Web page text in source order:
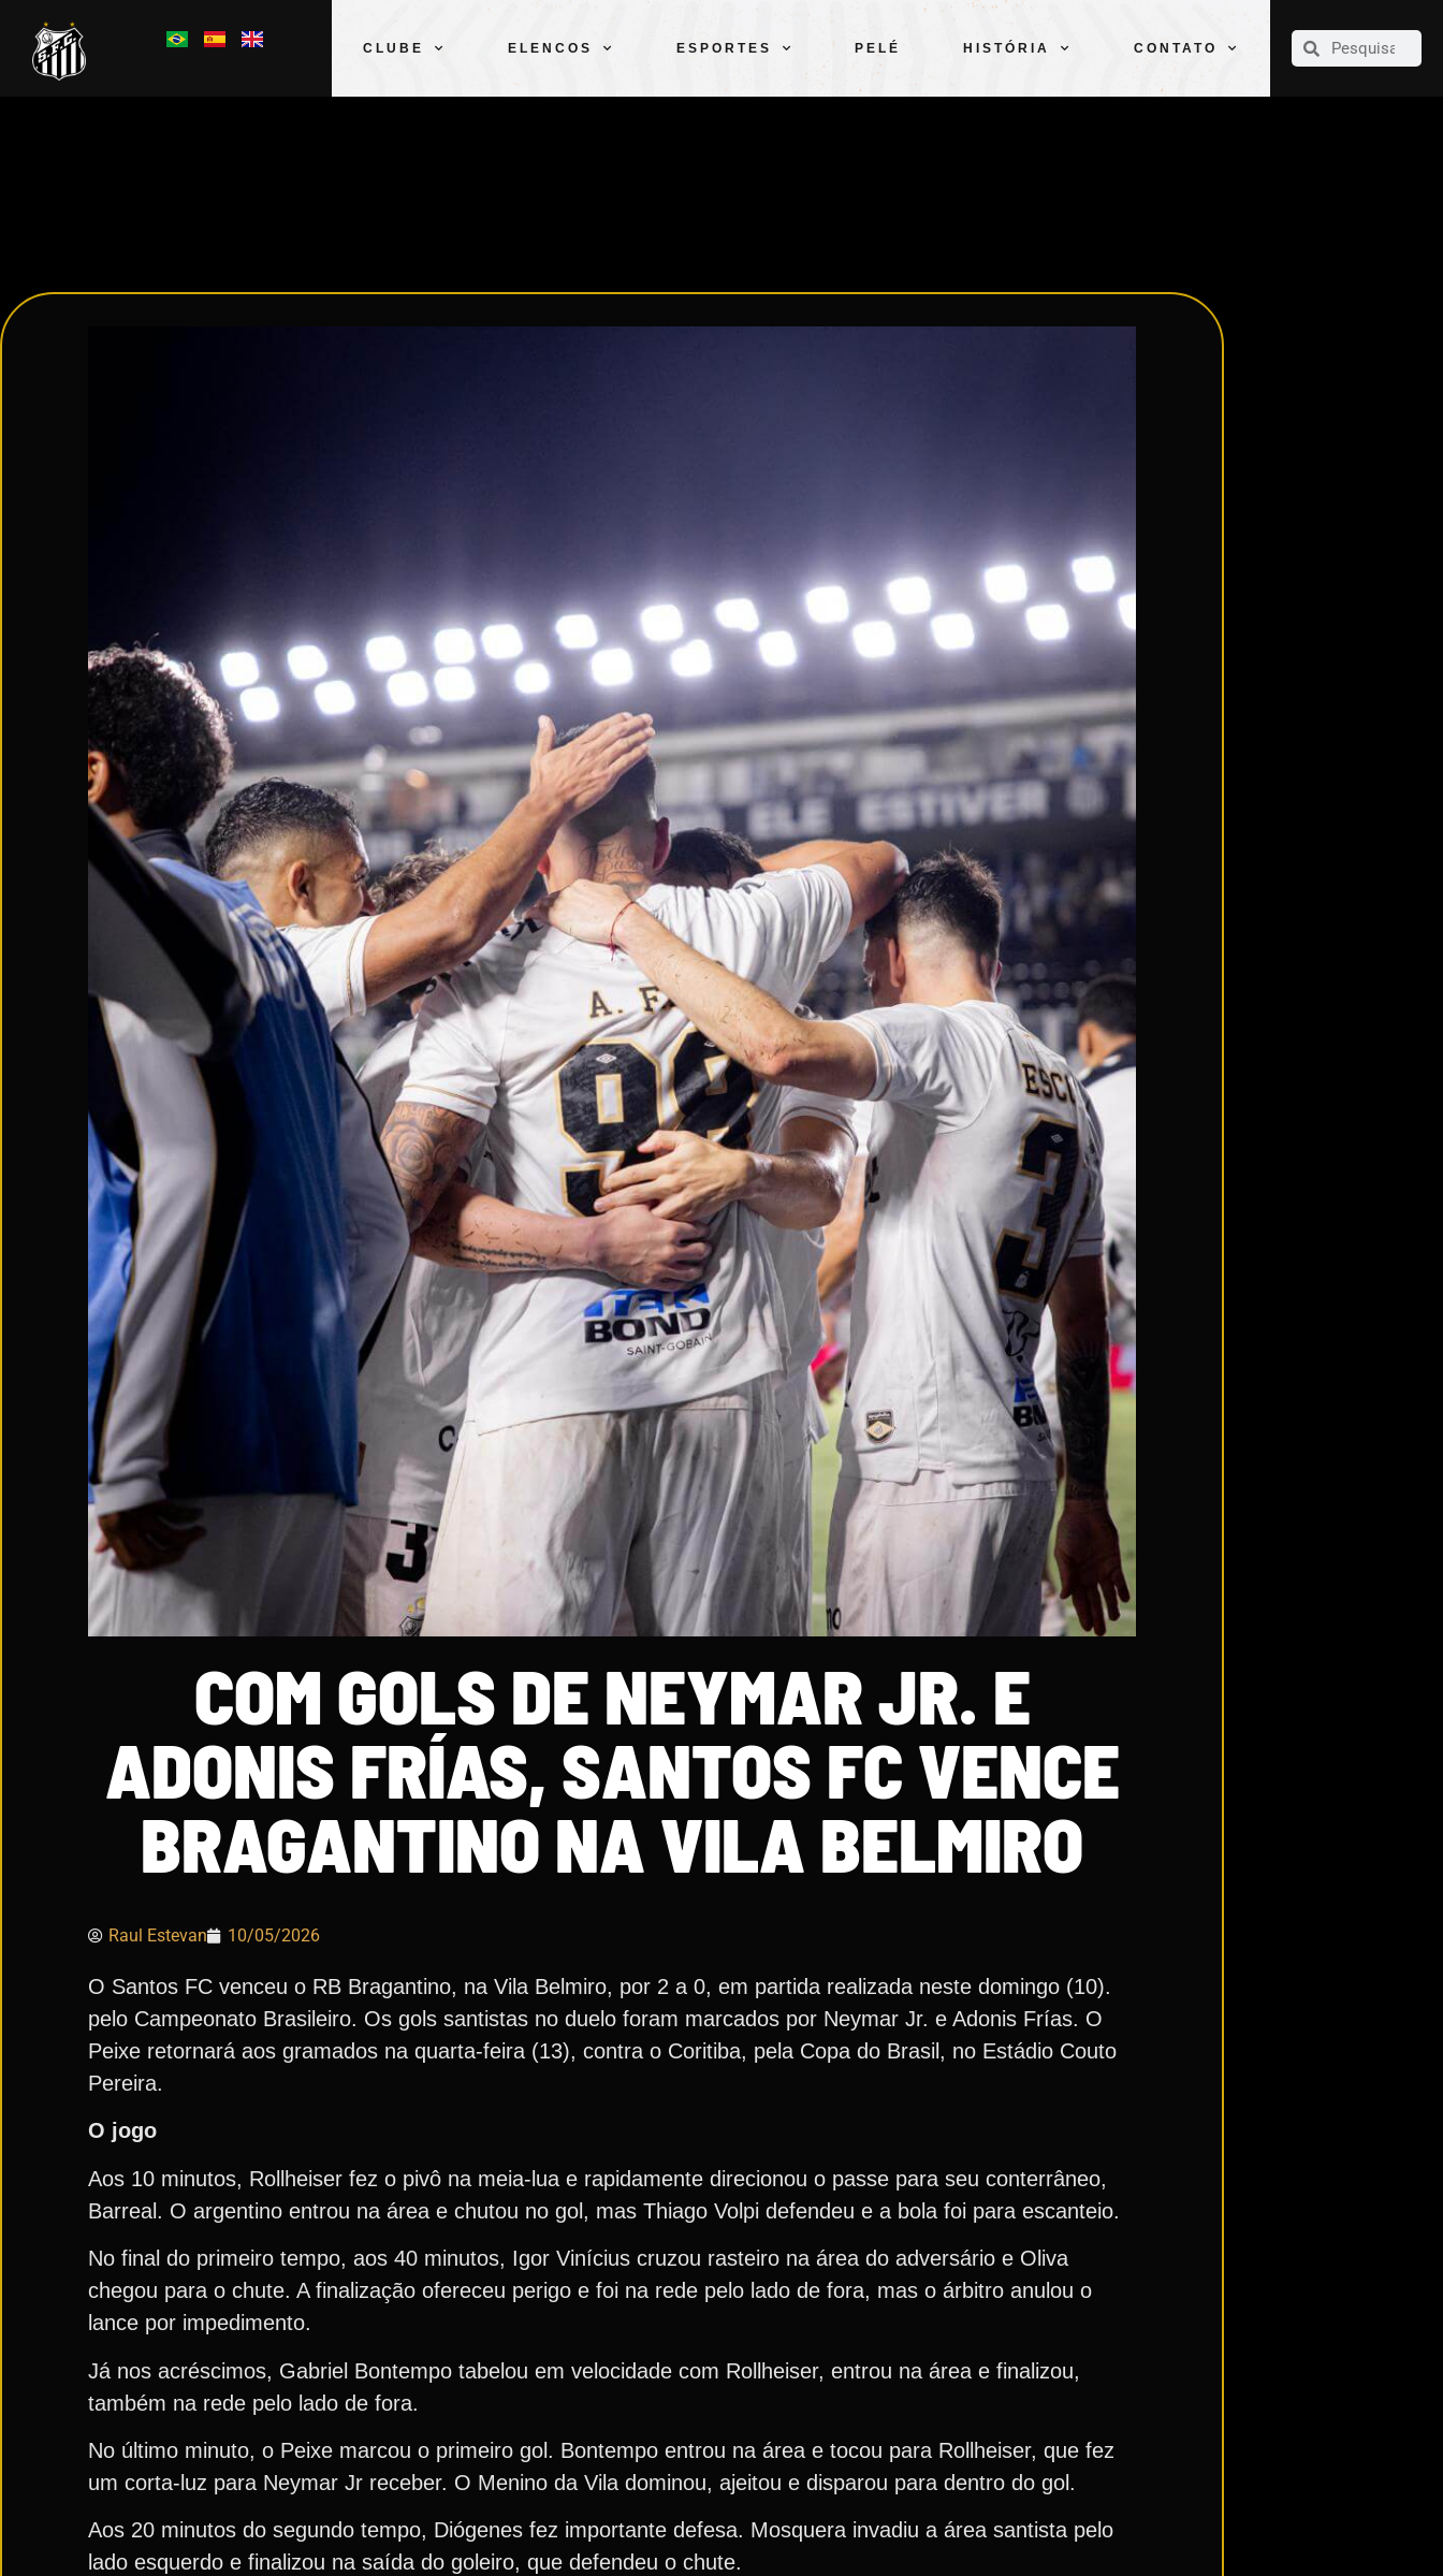
CLUBE ELENCOS ESPORTES PELÉ HISTÓRIA CONTATO
CLUBE
COM GOLS DE NEYMAR JR. E
ADONIS FRÍAS, SANTOS FC VENCE
BRAGANTINO NA VILA BELMIRO
Raul Estevan 10/05/2026
O Santos FC venceu o RB Bragantino, na Vila Belmiro, por 2 a 0, em partida realizada neste domingo (10).
pelo Campeonato Brasileiro. Os gols santistas no duelo foram marcados por Neymar Jr. e Adonis Frías. O
Peixe retornará aos gramados na quarta-feira (13), contra o Coritiba, pela Copa do Brasil, no Estádio Couto
Pereira.
O jogo
Aos 10 minutos, Rollheiser fez o pivô na meia-lua e rapidamente direcionou o passe para seu conterrâneo,
Barreal. O argentino entrou na área e chutou no gol, mas Thiago Volpi defendeu e a bola foi para escanteio.
No final do primeiro tempo, aos 40 minutos, Igor Vinícius cruzou rasteiro na área do adversário e Oliva
chegou para o chute. A finalização ofereceu perigo e foi na rede pelo lado de fora, mas o árbitro anulou o
lance por impedimento.
Já nos acréscimos, Gabriel Bontempo tabelou em velocidade com Rollheiser, entrou na área e finalizou,
também na rede pelo lado de fora.
No último minuto, o Peixe marcou o primeiro gol. Bontempo entrou na área e tocou para Rollheiser, que fez
um corta-luz para Neymar Jr receber. O Menino da Vila dominou, ajeitou e disparou para dentro do gol.
Aos 20 minutos do segundo tempo, Diógenes fez importante defesa. Mosquera invadiu a área santista pelo
lado esquerdo e finalizou na saída do goleiro, que defendeu o chute.